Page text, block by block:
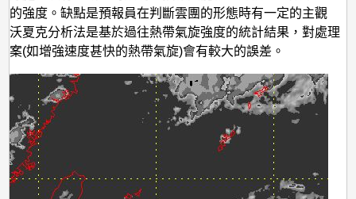
的強度。缺點是預報員在判斷雲團的形態時有一定的主觀
沃夏克分析法是基於過往熱帶氣旋強度的統計結果，對處理
案(如增強速度甚快的熱帶氣旋)會有較大的誤差。